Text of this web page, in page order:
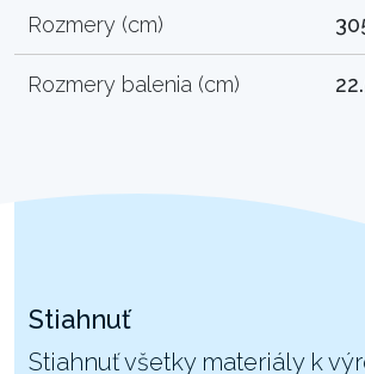
Rozmery (cm)
Rozmery balenia (cm)
Stiahnuť
Stiahnuť všetky materiály k